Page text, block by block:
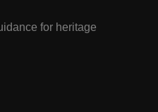
for heritage